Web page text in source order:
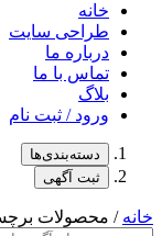
خانه
طراحی سایت
درباره ما
تماس با ما
بلاگ
ورود / ثبت نام
دسته‌بندی‌ها
ثبت آگهی
خانه / محصولات